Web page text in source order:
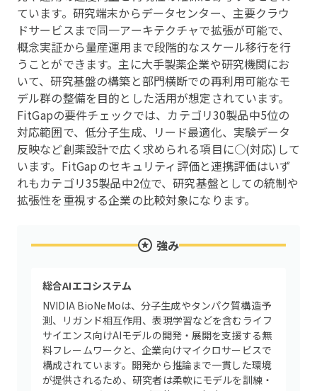
ています。研究端末からデータセンター、主要クラウ
ドサービスまで同一アーキテクチャで拡張が可能で、
概念実証から量産運用まで段階的なスケール移行を行
うことができます。主に大手製薬企業や研究機関にお
いて、研究基盤の構築と部門横断での再利用可能なモ
デル群の整備を目的とした活用が想定されています。
FitGapの要件チェックでは、カテゴリ30製品中5位の
対応範囲で、低分子生成、リード最適化、実験データ
反映など創薬設計で広く求められる項目に○(対応)して
います。FitGapのセキュリティ評価と連携評価はいず
れもカテゴリ35製品中2位で、研究基盤としての統制や
拡張性を重視する企業の比較対象になります。
強み
総合AIエコシステム
NVIDIA BioNeMoは、分子生成やタンパク質構造予
測、リガンド相互作用、表現学習などを含むライフ
サイエンス向けAIモデルの開発・展開を支援する無
料フレームワークと、企業向けマイクロサービスで
構成されています。開発から推論まで一貫した環境
が提供されるため、研究者は柔軟にモデルを訓練・